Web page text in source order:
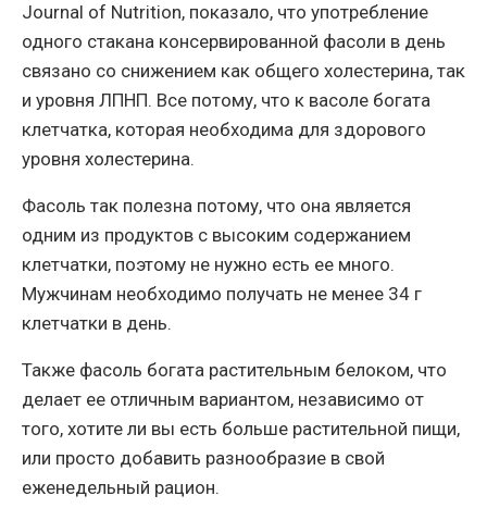
Journal of Nutrition, показало, что употребление
одного стакана консервированной фасоли в день
связано со снижением как общего холестерина, так
и уровня ЛПНП. Все потому, что к васоле богата
клетчатка, которая необходима для здорового
уровня холестерина.
Фасоль так полезна потому, что она является
одним из продуктов с высоким содержанием
клетчатки, поэтому не нужно есть ее много.
Мужчинам необходимо получать не менее 34 г
клетчатки в день.
Также фасоль богата растительным белоком, что
делает ее отличным вариантом, независимо от
того, хотите ли вы есть больше растительной пищи,
или просто добавить разнообразие в свой
еженедельный рацион.